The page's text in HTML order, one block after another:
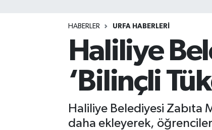
HABERLER URFA HABERLERİ
Haliliye
‘Bilinçli
Haliliye Belediyesi Zabıta
daha ekleyerek,
Son Dakika Haberleri
Haber Arşivi